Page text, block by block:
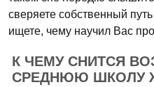
сверяете собственный
ищете, чему научил Вас
К ЧЕМУ СНИТСЯ
СРЕДНЮЮ ШКОЛУ